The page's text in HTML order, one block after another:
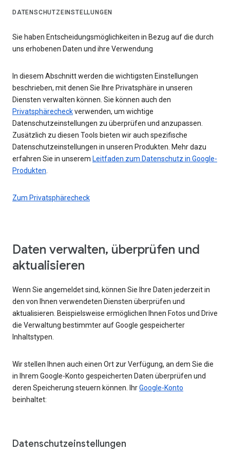
DATENSCHUTZEINSTELLUNGEN
Sie haben Entscheidungsmöglichkeiten in Bezug auf die durch
uns erhobenen Daten und ihre Verwendung
In diesem Abschnitt werden die wichtigsten Einstellungen
beschrieben, mit denen Sie Ihre Privatsphäre in unseren
Diensten verwalten können. Sie können auch den
Privatsphärecheckverwenden, um wichtige
Datenschutzeinstellungen zu überprüfen und anzupassen.
Zusätzlich zu diesen Tools bieten wir auch spezifische
Datenschutzeinstellungen in unseren Produkten. Mehr dazu
erfahren Sie in unserem Leitfaden zum Datenschutz in Google-
Produkten
Zum Privatsphärecheck
Daten verwalten, überprüfen und
aktualisieren
Wenn Sie angemeldet sind, können Sie Ihre Daten jederzeit in
den von Ihnen verwendeten Diensten überprüfen und
aktualisieren. Beispielsweise ermöglichen Ihnen Fotos und Drive
die Verwaltung bestimmter auf Google gespeicherter
Inhaltstypen.
Wir stellen Ihnen auch einen Ort zur Verfügung, an dem Sie die
in Ihrem Google-Konto gespeicherten Daten überprüfen und
deren Speicherung steuern können. IhrGoogle-Konto
beinhaltet:
Datenschutzeinstellungen